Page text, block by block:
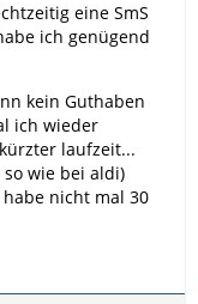
eine SmS
ich genügend
kein Guthaben
ich wieder
laufzeit...
wie bei aldi)
nicht mal 30